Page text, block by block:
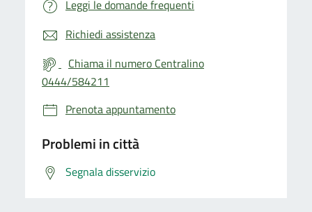
Leggi le domande frequenti
Richiedi assistenza
Chiama il numero Centralino
0444/584211
Prenota appuntamento
Problemi in città
Segnala disservizio